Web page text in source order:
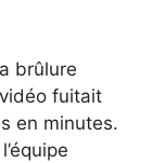
brûlure
fuitait
en minutes.